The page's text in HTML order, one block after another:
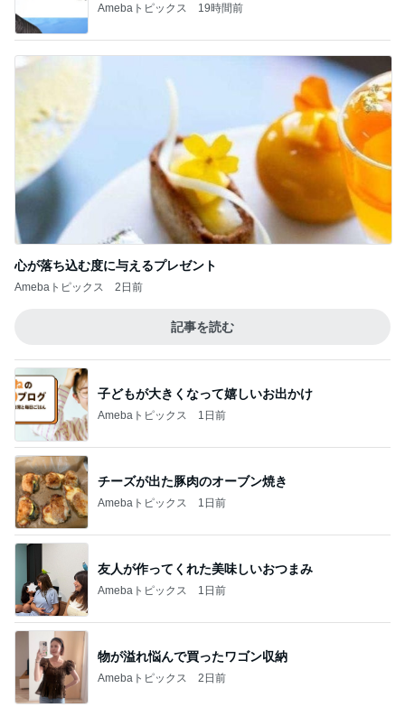
Amebaトピックス 19時間前
心が落ち込む度に与えるプレゼント
Amebaトピックス 2日前
記事を読む
子どもが大きくなって嬉しいお出かけ
Amebaトピックス 1日前
チーズが出た豚肉のオーブン焼き
Amebaトピックス 1日前
友人が作ってくれた美味しいおつまみ
Amebaトピックス 1日前
物が溢れ悩んで買ったワゴン収納
Amebaトピックス 2日前